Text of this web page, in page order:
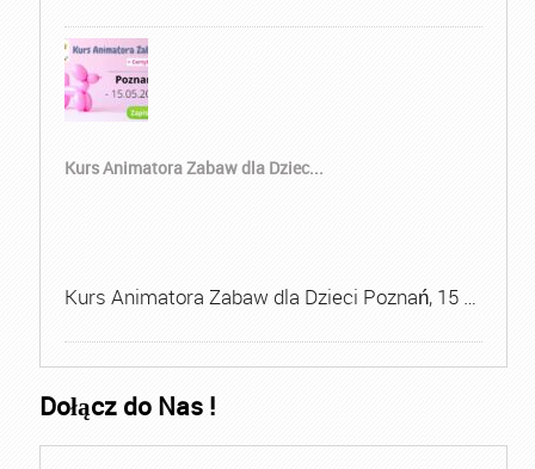
Kurs Animatora Zabaw dla Dziec...
Kurs Animatora Zabaw dla Dzieci Poznań, 15 …
Dołącz do Nas !